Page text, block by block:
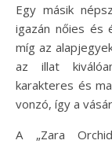
Egy másik
igazán nőies és
míg az
az illat
karakteres és
vonzó, így a
A „Zara